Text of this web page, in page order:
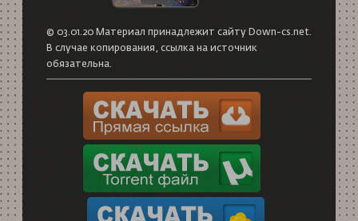
© 03.01.20 Материал принадлежит сайту Down-cs.net.
В случае копирования, ссылка на источник
обязательна.